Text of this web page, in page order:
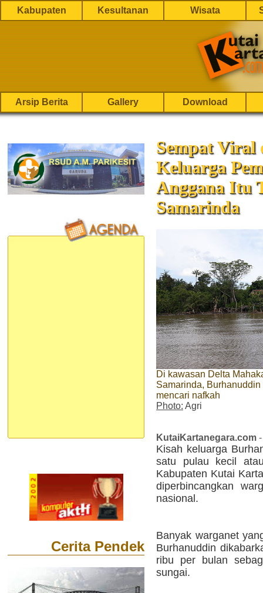
Kabupaten Kesultanan Wisata
Arsip Berita Gallery Download
Cerita Pendek
Sempat Viral
Keluarga
Anggana Itu
Samarinda
Di kawasan Delta
Samarinda,
mencari nafkah
Photo: Agri
KutaiKartanegara.com
Kisah keluarga
satu pulau kecil
Kabupaten Kutai
diperbincangkan
nasional.
Banyak warganet
Burhanuddin
ribu per bulan
sungai.